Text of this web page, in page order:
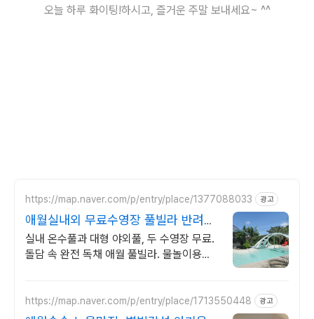
오늘 하루 화이팅!하시고, 즐거운 주말 보내세요~ ^^
https://map.naver.com/p/entry/place/1377088033 광고
애월실내외 무료수영장 풀빌라 반려견
동반 이국적 감성숙소
실내 온수풀과 대형 야외풀, 두 수영장 무료.
돌담 속 완전 독채 애월 풀빌라. 물놀이용품
https://map.naver.com/p/entry/place/1713550448 광고